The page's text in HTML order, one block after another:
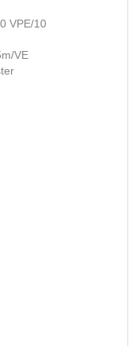
VPE/10
VE